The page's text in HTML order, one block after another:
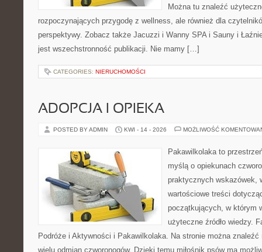
Można tu znaleźć
rozpoczynających przygodę z wellness, ale również dla
perspektywy. Zobacz także Jacuzzi i Wanny SPA i Sauny i
jest wszechstronność publikacji. Nie mamy […]
CATEGORIES: NIERUCHOMOŚCI
ADOPCJA I OPIEKA
POSTED BY ADMIN KWI - 14 - 2026 MOŻLIWOŚĆ
Pakawilkolaka to
myślą o opiekunach
praktycznych wskazówek,
wartościowe treści
początkujących, w którym
użyteczne źródło wiedzy.
Podróże i Aktywności i Pakawilkolaka. Na stronie można znaleźć
wielu odmian czworonogów. Dzięki temu miłośnik psów ma